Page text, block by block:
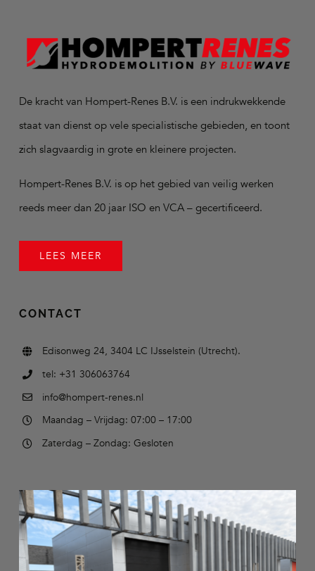
De kracht van Hompert-Renes B.V. is een indrukwekkende
staat van dienst op vele specialistische gebieden, en toont
zich slagvaardig in grote en kleinere projecten.
Hompert-Renes B.V. is op het gebied van veilig werken
reeds meer dan 20 jaar ISO en VCA – gecertificeerd.
LEES MEER
CONTACT
Edisonweg 24, 3404 LC IJsselstein (Utrecht).
tel: +31 306063764
info@hompert-renes.nl
Maandag – Vrijdag: 07:00 – 17:00
Zaterdag – Zondag: Gesloten